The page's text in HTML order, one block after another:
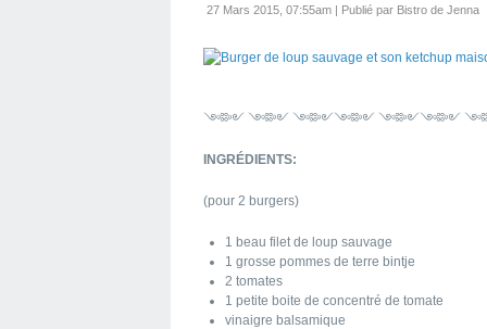
27 Mars 2015, 07:55am | Publié par Bistro de Jenna
༺༻ ༺༻ ༺༻༺༻ ༺༻༺༻
INGRÉDIENTS:
(pour 2 burgers)
1 beau filet de loup sauvage
1 grosse pommes de terre bintje
2 tomates
1 petite boite de concentré de tomate
vinaigre balsamique